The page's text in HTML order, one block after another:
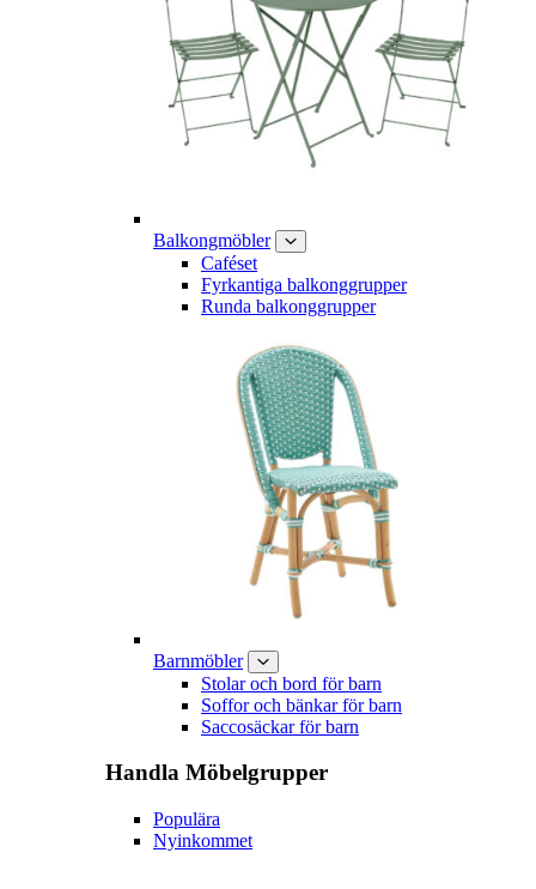
Balkongmöbler
Caféset
Fyrkantiga balkonggrupper
Runda balkonggrupper
Barnmöbler
Stolar och bord för barn
Soffor och bänkar för barn
Saccosäckar för barn
Handla Möbelgrupper
Populära
Nyinkommet